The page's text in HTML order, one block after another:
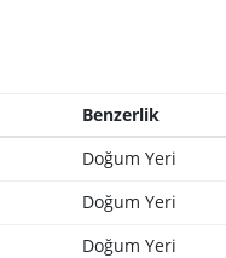
Benzerlik
Doğum Yeri
Doğum Yeri
Doğum Yeri